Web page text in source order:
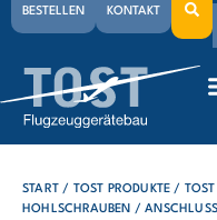
BESTELLEN KONTAKT
0,00€ 0
0,00€ 0
START / TOST PRODUKTE /
HOHLSCHRAUBEN /